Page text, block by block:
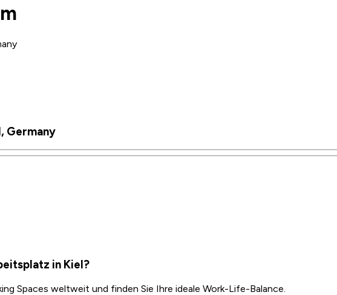
Germany
in Kiel?
Spaces weltweit und finden Sie Ihre ideale Work-Life-Balance.